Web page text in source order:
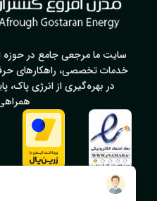
سایت ما مرجعی جامع در حوزه
خدمات تخصصی، راهکارهای
در بهره‌گیری از انرژی پاک،
دسترسی سریع
لینک‌های مهم